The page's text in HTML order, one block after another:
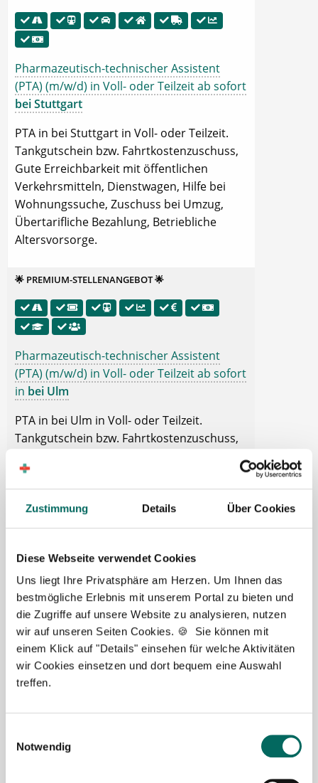
Zustimmung Details Über Cookies
Diese Webseite verwendet Cookies
Uns liegt Ihre Privatsphäre am Herzen. Um Ihnen das
bestmögliche Erlebnis mit unserem Portal zu bieten und
die Zugriffe auf unsere Website zu analysieren, nutzen
wir auf unseren Seiten Cookies. 🍪 Sie können mit
einem Klick auf "Details" einsehen für welche Aktivitäten
wir Cookies einsetzen und dort bequem eine Auswahl
treffen.
Notwendig
Pharmazeutisch-technischer Assistent
(PTA) (m/w/d) in Voll- oder Teilzeit ab sofort
bei Stuttgart
PTA in bei Stuttgart in Voll- oder Teilzeit.
Tankgutschein bzw. Fahrtkostenzuschuss,
Gute Erreichbarkeit mit öffentlichen
Verkehrsmitteln, Dienstwagen, Hilfe bei
Wohnungssuche, Zuschuss bei Umzug,
Übertarifliche Bezahlung, Betriebliche
Altersvorsorge.
🌟 PREMIUM-STELLENANGEBOT 🌟
Pharmazeutisch-technischer Assistent
(PTA) (m/w/d) in Voll- oder Teilzeit ab sofort
in bei Ulm
PTA in bei Ulm in Voll- oder Teilzeit.
Tankgutschein bzw. Fahrtkostenzuschuss,
Erreichbarkeit mit öffentlichen
Verkehrsmitteln, Übertarifliche Bezahlung,
13. Gehalt, Betriebliche Altersvorsorge,
Fort- und Weiterbildung, Zuschuss
🌟 PREMIUM-STELLENANGEBOT 🌟
Pharmazeutisch-technischer Assistent
(PTA) (m/w/d) in Voll- oder Teilzeit ab sofort
inBensheim
Ticket für öffentliche Verkehrsmittel, Gute